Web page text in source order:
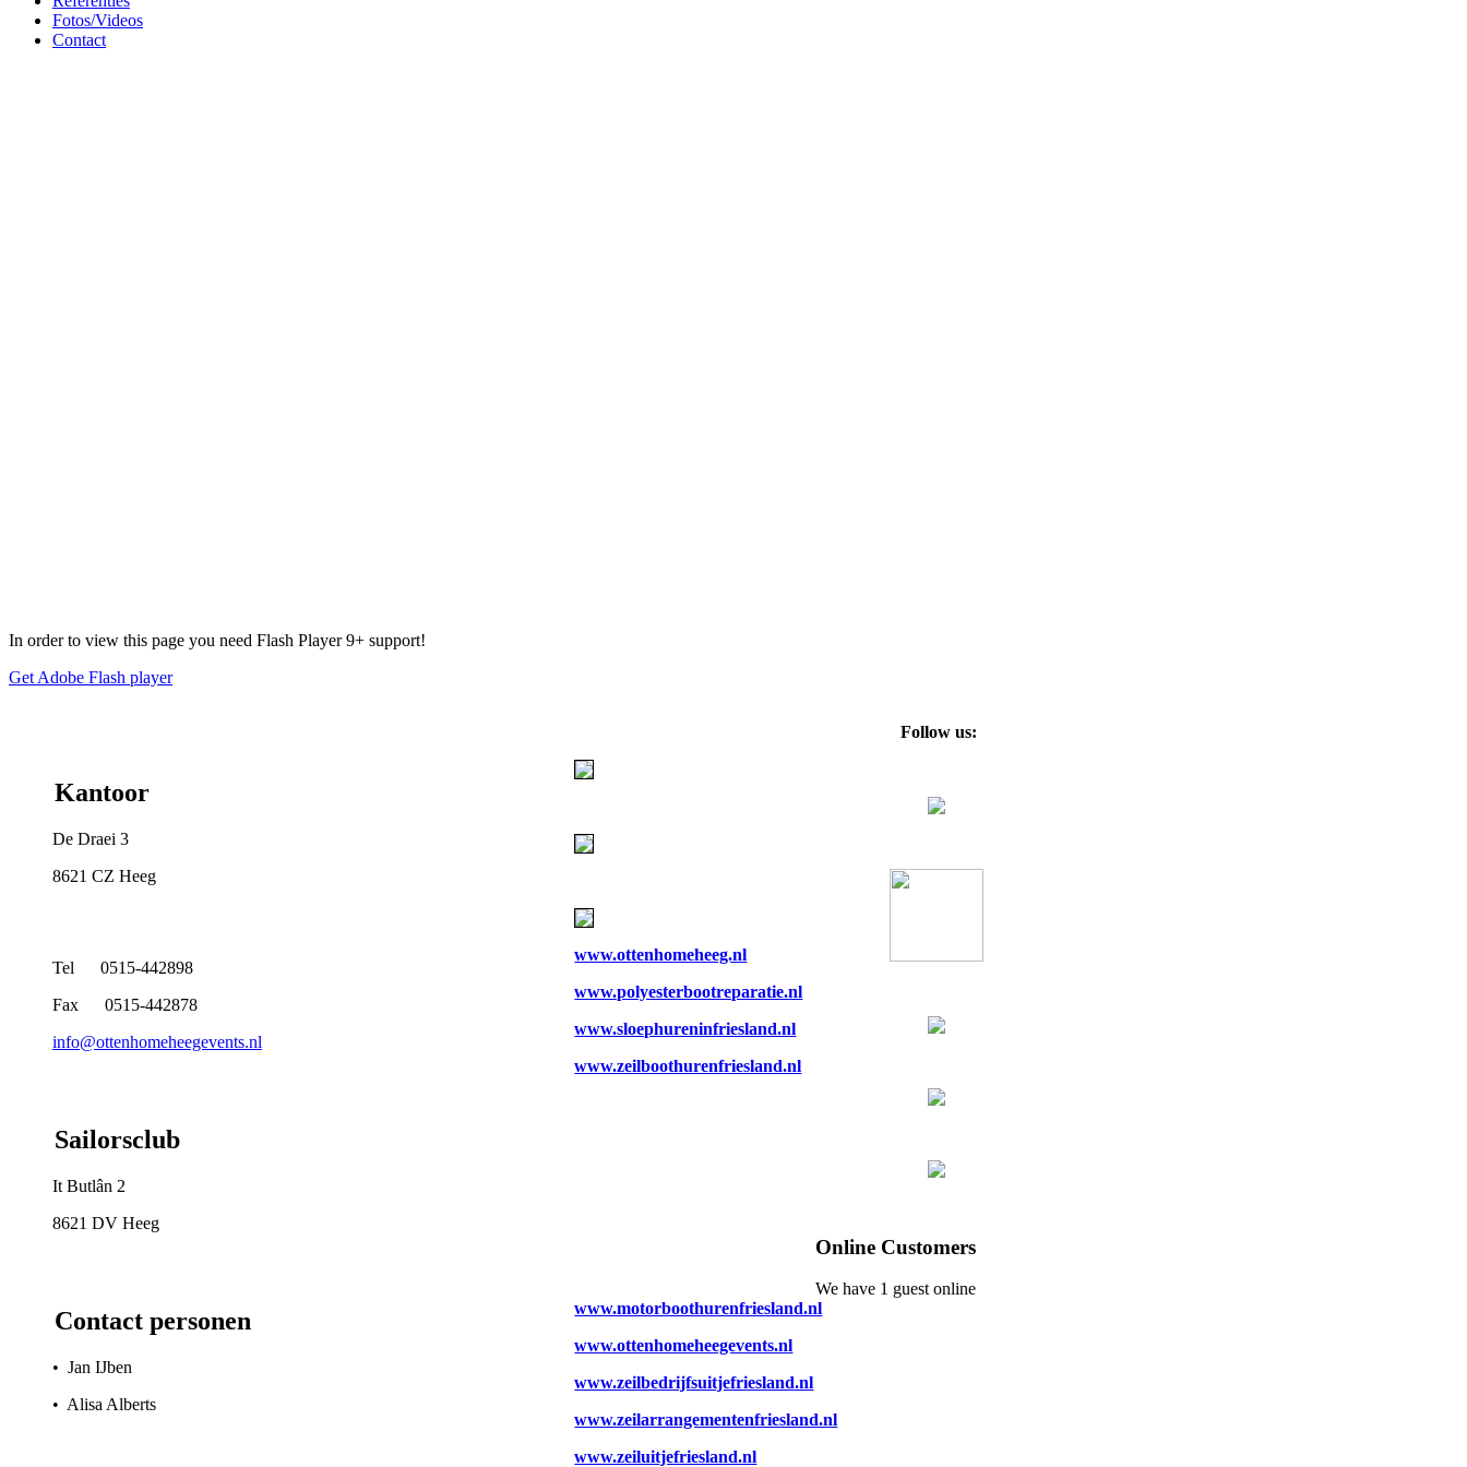
Fotos/Videos
Contact
In order to view this page you need Flash Player 9+ support!
Get Adobe Flash player
Kantoor
De Draei 3
8621 CZ Heeg
Tel 0515-442898
Fax 0515-442878
info@ottenhomeheegevents.nl
Sailorsclub
It Butlân 2
8621 DV Heeg
Contact personen
• Jan IJben
• Alisa Alberts
Follow us:
Online Customers
We have 1 guest online
www.ottenhomeheeg.nl
www.polyesterbootreparatie.nl
www.sloephureninfriesland.nl
www.zeilboothurenfriesland.nl
www.motorboothurenfriesland.nl
www.ottenhomeheegevents.nl
www.zeilbedrijfsuitjefriesland.nl
www.zeilarrangementenfriesland.nl
www.zeiluitjefriesland.nl